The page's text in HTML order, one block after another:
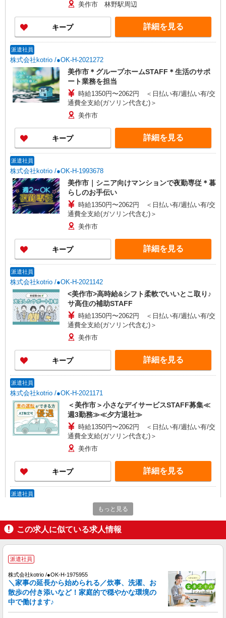
美作市 林野駅周辺
キープ 詳細を見る
派遣社員
株式会社kotrio /●OK-H-2021272
美作市＊グループホームSTAFF＊生活のサポ
ート業務を担当
時給1350円〜2062円 ＜日払い有/週払い有/交
通費全支給(ガソリン代含む)＞
美作市
キープ 詳細を見る
派遣社員
株式会社kotrio /●OK-H-1993678
美作市｜シニア向けマンションで夜勤専従＊暮
らしのお手伝い
時給1350円〜2062円 ＜日払い有/週払い有/交
通費全支給(ガソリン代含む)＞
美作市
キープ 詳細を見る
派遣社員
株式会社kotrio /●OK-H-2021142
<美作市>高時給&シフト柔軟でいいとこ取り♪
サ高住の補助STAFF
時給1350円〜2062円 ＜日払い有/週払い有/交
通費全支給(ガソリン代含む)＞
美作市
キープ 詳細を見る
派遣社員
株式会社kotrio /●OK-H-2021171
＜美作市＞小さなデイサービスSTAFF募集≪
週3勤務≫≪夕方退社≫
時給1350円〜2062円 ＜日払い有/週払い有/交
通費全支給(ガソリン代含む)＞
美作市
キープ 詳細を見る
派遣社員
株式会社kotrio /●OK-H-1993654
美作市｜サ高住STAFF＊落ち着いた雰囲気で
ゆったりお仕事♪
時給1350円〜2062円 ＜日払い有/週払い有/交
通費全支給(ガソリン代含む)＞
キープ 詳細を見る
派遣社員
もっと見る
この求人に似ている求人情報
派遣社員
株式会社kotrio /●OK-H-1975955
＼家事の延長から始められる／炊事、洗濯、お
散歩の付き添いなど！家庭的で穏やかな環境の
中で働けます♪